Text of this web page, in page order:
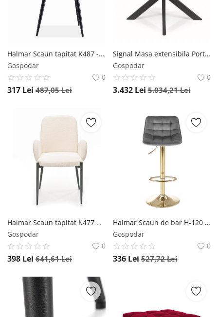
Halmar Scaun tapitat K487 - Gri
Gospodar
0
317 Lei 487,05Lei
Signal Masa extensibila Porto Ceramica gri inchis/negru mat – L120-160 cm
Gospodar
0
3.432 Lei 5.034,21Lei
Halmar Scaun tapitat K477 Crem
Gospodar
0
398 Lei 641,61Lei
Halmar Scaun de bar H-120 velvet gri/gold
Gospodar
0
336 Lei 527,72Lei